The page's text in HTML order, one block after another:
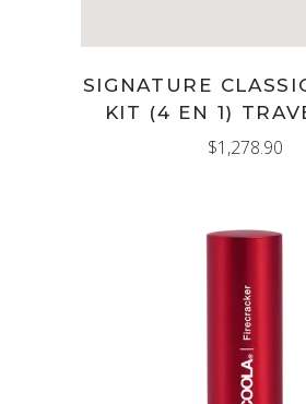
SIGNATURE
KIT (4 EN 1)
$1,278.90
AÑADIR AL